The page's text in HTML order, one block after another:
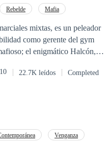
Rebelde
Mafia
mixtas, es un peleador
como gerente del gym
el enigmático Halcón,
caminos no tendrían que
de vida que
10 22.7K leídos Completed
Venganza